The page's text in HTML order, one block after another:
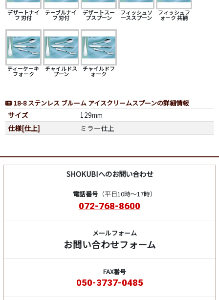
デザートナイ
フ 刃付
テーブルナイ
フ 刃付
デザートスー
プスプーン
フィッシュソ
ーススプーン
フィッシュフ
ォーク 共柄
ティーケーキ
フォーク
チャイルドス
プーン
チャイルドフ
ォーク
18-8 ステンレス ブルーム アイスクリームスプーンの詳細情報
サイズ
129mm
仕様[仕上]
ミラー仕上
SHOKUBIへのお問い合わせ
電話番号（平日10時～17時）
072-768-8600
メールフォーム
お問い合わせフォーム
FAX番号
050-3737-0485